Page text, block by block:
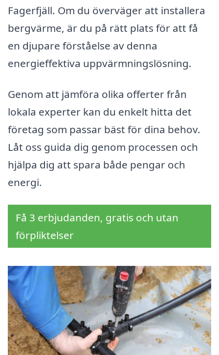
Fagerfjäll. Om du överväger att installera
bergvärme, är du på rätt plats för att få
en djupare förståelse av denna
energieffektiva uppvärmningslösning.
Genom att jämföra olika offerter från
lokala experter kan du enkelt hitta det
företag som passar bäst för dina behov.
Låt oss guida dig genom processen och
hjälpa dig att spara både pengar och
energi.
Få 3 erbjudanden, gratis och utan
förpliktelser